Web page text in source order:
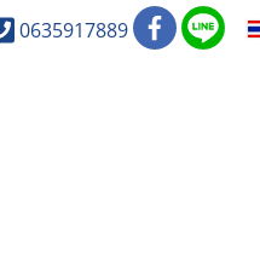
0635917889